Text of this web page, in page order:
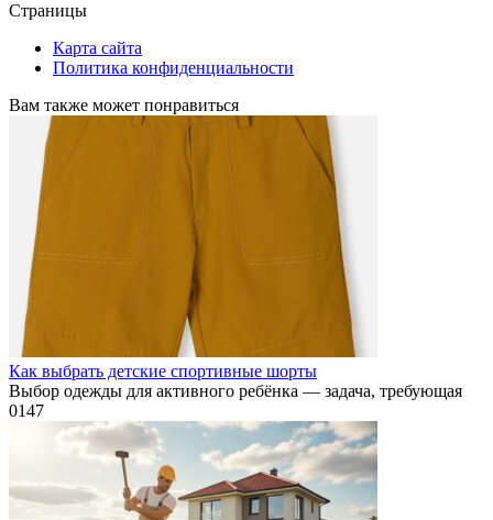
Страницы
Карта сайта
Политика конфиденциальности
Вам также может понравиться
Как выбрать детские спортивные шорты
Выбор одежды для активного ребёнка — задача, требующая
0147